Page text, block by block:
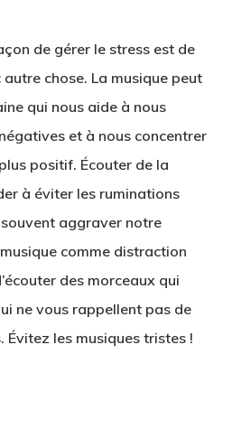
de gérer le stress est de
autre chose. La musique peut
qui nous aide à nous
et à nous concentrer
positif. Écouter de la
à éviter les ruminations
aggraver notre
comme distraction
des morceaux qui
ne vous rappellent pas de
les musiques tristes !